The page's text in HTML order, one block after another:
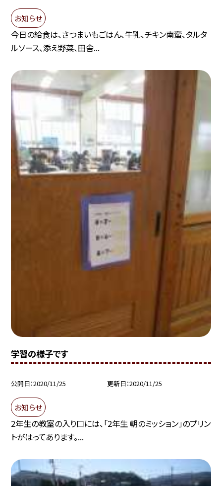
お知らせ
今日の給食は、さつまいもごはん、牛乳、チキン南蛮、タルタ
ルソース、添え野菜、田舎...
学習の様子です
公開日 2020/11/25 更新日 2020/11/25
お知らせ
2年生の教室の入り口には、「2年生 朝のミッション」のプリン
トがはってあります。...